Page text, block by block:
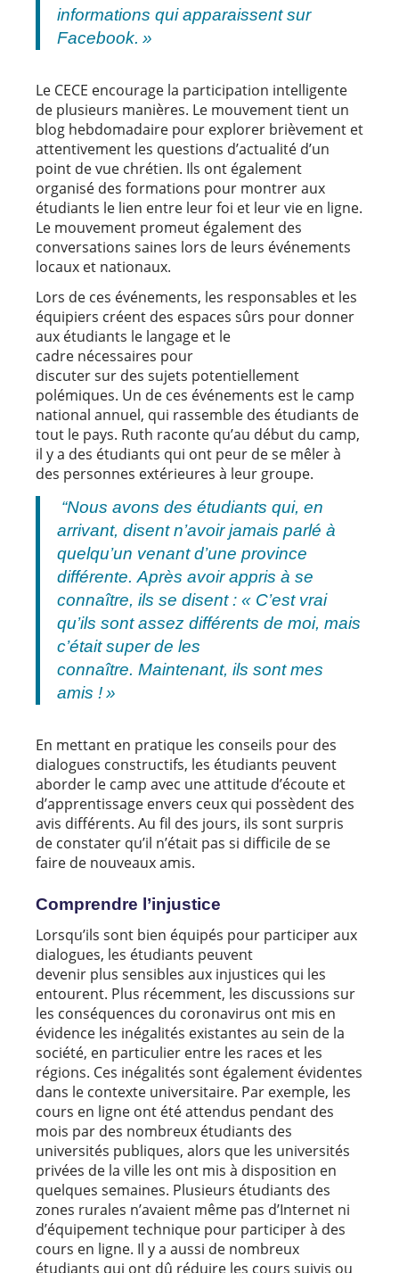
informations qui apparaissent sur
Facebook. »
Le CECE encourage la participation intelligente
de plusieurs manières. Le mouvement tient un
blog hebdomadaire pour explorer brièvement et
attentivement les questions d’actualité d’un
point de vue chrétien. Ils ont également
organisé des formations pour montrer aux
étudiants le lien entre leur foi et leur vie en ligne.
Le mouvement promeut également des
conversations saines lors de leurs événements
locaux et nationaux.
Lors de ces événements, les responsables et les
équipiers créent des espaces sûrs pour donner
aux étudiants le langage et le
cadre nécessaires pour
discuter sur des sujets potentiellement
polémiques. Un de ces événements est le camp
national annuel, qui rassemble des étudiants de
tout le pays. Ruth raconte qu’au début du camp,
il y a des étudiants qui ont peur de se mêler à
des personnes extérieures à leur groupe.
“Nous avons des étudiants qui, en
arrivant, disent n’avoir jamais parlé à
quelqu’un venant d’une province
différente. Après avoir appris à se
connaître, ils se disent : « C’est vrai
qu’ils sont assez différents de moi, mais
c’était super de les
connaître. Maintenant, ils sont mes
amis ! »
En mettant en pratique les conseils pour des
dialogues constructifs, les étudiants peuvent
aborder le camp avec une attitude d’écoute et
d’apprentissage envers ceux qui possèdent des
avis différents. Au fil des jours, ils sont surpris
de constater qu’il n’était pas si difficile de se
faire de nouveaux amis.
Comprendre l’injustice
Lorsqu’ils sont bien équipés pour participer aux
dialogues, les étudiants peuvent
devenir plus sensibles aux injustices qui les
entourent. Plus récemment, les discussions sur
les conséquences du coronavirus ont mis en
évidence les inégalités existantes au sein de la
société, en particulier entre les races et les
régions. Ces inégalités sont également évidentes
dans le contexte universitaire. Par exemple, les
cours en ligne ont été attendus pendant des
mois par des nombreux étudiants des
universités publiques, alors que les universités
privées de la ville les ont mis à disposition en
quelques semaines. Plusieurs étudiants des
zones rurales n’avaient même pas d’Internet ni
d’équipement technique pour participer à des
cours en ligne. Il y a aussi de nombreux
étudiants qui ont dû réduire les cours suivis ou